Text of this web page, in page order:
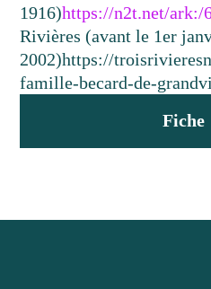
1916)https://n2t.net/ark:/
Rivières (avant le 1er
2002)https://
famille-becard-de-
Fiche